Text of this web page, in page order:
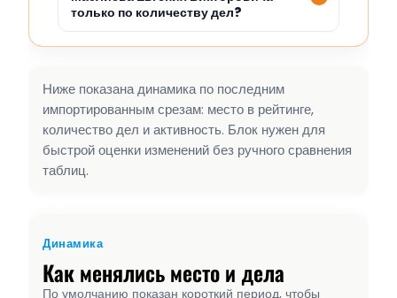
только по количеству дел?
Ниже показана динамика по последним
импортированным срезам: место в рейтинге,
количество дел и активность. Блок нужен для
быстрой оценки изменений без ручного сравнения
таблиц.
Динамика
Как менялись место и дела
По умолчанию показан короткий период, чтобы